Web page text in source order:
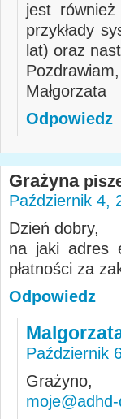
jest
przykłady
lat) oraz
Pozdrawiam,
Małgorzata
Odpowiedz
Grażyna
Październik 4,
Dzień dobry,
na jaki adres
płatności za
Odpowiedz
Październik
Grażyno,